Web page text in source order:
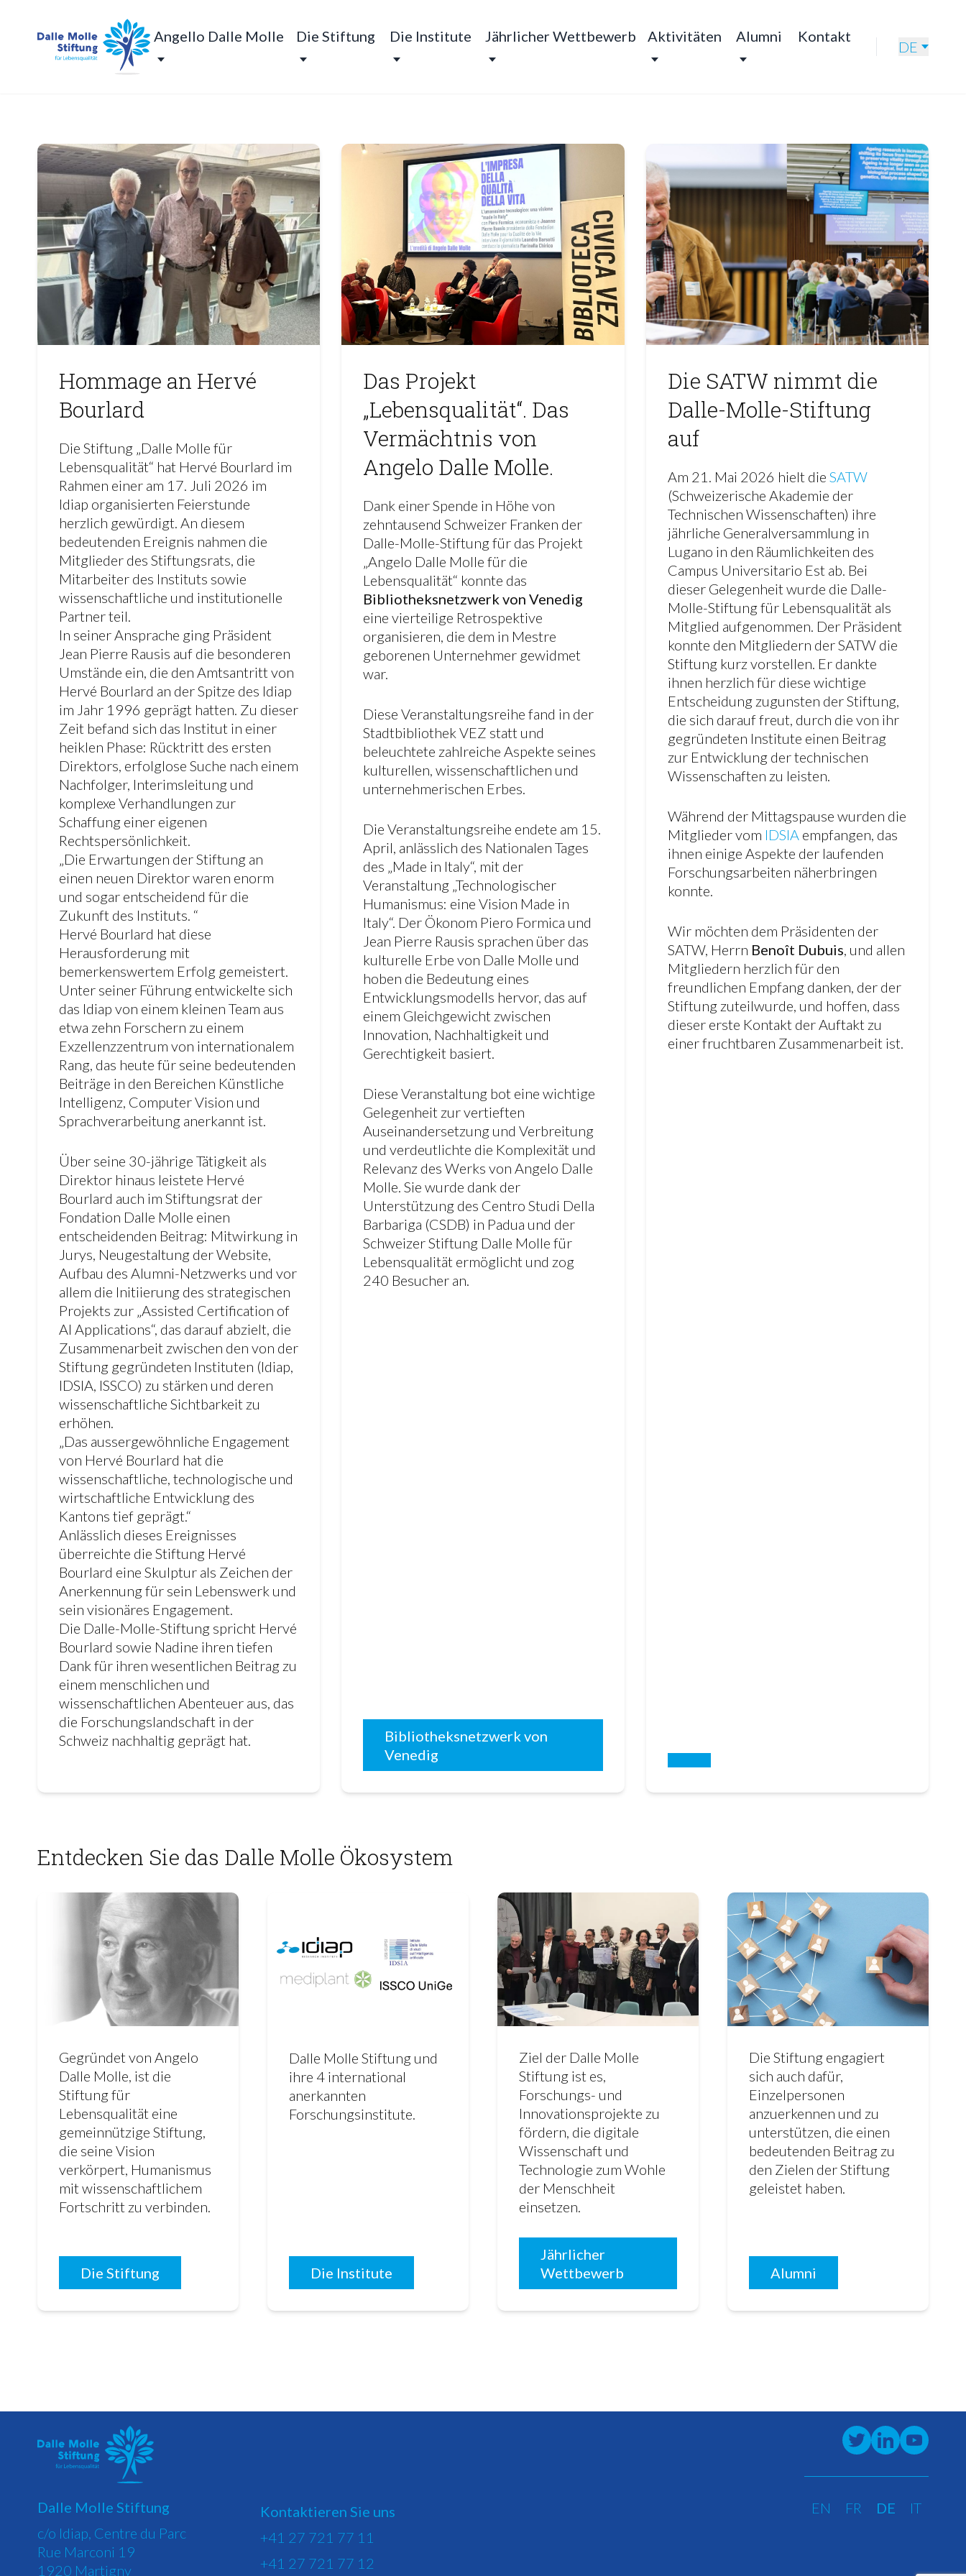
Angello Dalle Molle Die Stiftung Die Institute Jährlicher Wettbewerb Aktivitäten Alumni Kontakt
DE
Dalle Molle Stiftung für Lebensqualität
Hommage an Hervé
Bourlard
Die Stiftung „Dalle Molle für
Lebensqualität“ hat Hervé Bourlard im
Rahmen einer am 17. Juli 2026 im
Idiap organisierten Feierstunde
herzlich gewürdigt. An diesem
bedeutenden Ereignis nahmen die
Mitglieder des Stiftungsrats, die
Mitarbeiter des Instituts sowie
wissenschaftliche und institutionelle
Partner teil.
In seiner Ansprache ging Präsident
Jean Pierre Rausis auf die besonderen
Umstände ein, die den Amtsantritt von
Hervé Bourlard an der Spitze des Idiap
im Jahr 1996 geprägt hatten. Zu dieser
Zeit befand sich das Institut in einer
heiklen Phase: Rücktritt des ersten
Direktors, erfolglose Suche nach einem
Nachfolger, Interimsleitung und
komplexe Verhandlungen zur
Schaffung einer eigenen
Rechtspersönlichkeit.
„Die Erwartungen der Stiftung an
einen neuen Direktor waren enorm
und sogar entscheidend für die
Zukunft des Instituts. “
Hervé Bourlard hat diese
Herausforderung mit
bemerkenswertem Erfolg gemeistert.
Unter seiner Führung entwickelte sich
das Idiap von einem kleinen Team aus
etwa zehn Forschern zu einem
Exzellenzzentrum von internationalem
Rang, das heute für seine bedeutenden
Beiträge in den Bereichen Künstliche
Intelligenz, Computer Vision und
Sprachverarbeitung anerkannt ist.
Über seine 30-jährige Tätigkeit als
Direktor hinaus leistete Hervé
Bourlard auch im Stiftungsrat der
Fondation Dalle Molle einen
entscheidenden Beitrag: Mitwirkung in
Jurys, Neugestaltung der Website,
Aufbau des Alumni-Netzwerks und vor
allem die Initiierung des strategischen
Projekts zur „Assisted Certification of
AI Applications“, das darauf abzielt, die
Zusammenarbeit zwischen den von der
Stiftung gegründeten Instituten (Idiap,
IDSIA, ISSCO) zu stärken und deren
wissenschaftliche Sichtbarkeit zu
erhöhen.
„Das aussergewöhnliche Engagement
von Hervé Bourlard hat die
wissenschaftliche, technologische und
wirtschaftliche Entwicklung des
Kantons tief geprägt.“
Anlässlich dieses Ereignisses
überreichte die Stiftung Hervé
Bourlard eine Skulptur als Zeichen der
Anerkennung für sein Lebenswerk und
sein visionäres Engagement.
Die Dalle-Molle-Stiftung spricht Hervé
Bourlard sowie Nadine ihren tiefen
Dank für ihren wesentlichen Beitrag zu
einem menschlichen und
wissenschaftlichen Abenteuer aus, das
die Forschungslandschaft in der
Schweiz nachhaltig geprägt hat.
Das Projekt
„Lebensqualität“. Das
Vermächtnis von
Angelo Dalle Molle.
Dank einer Spende in Höhe von
zehntausend Schweizer Franken der
Dalle-Molle-Stiftung für das Projekt
„Angelo Dalle Molle für die
Lebensqualität“ konnte das
Bibliotheksnetzwerk von Venedig
eine vierteilige Retrospektive
organisieren, die dem in Mestre
geborenen Unternehmer gewidmet
war.
Diese Veranstaltungsreihe fand in der
Stadtbibliothek VEZ statt und
beleuchtete zahlreiche Aspekte seines
kulturellen, wissenschaftlichen und
unternehmerischen Erbes.
Die Veranstaltungsreihe endete am 15.
April, anlässlich des Nationalen Tages
des „Made in Italy“, mit der
Veranstaltung „Technologischer
Humanismus: eine Vision Made in
Italy“. Der Ökonom Piero Formica und
Jean Pierre Rausis sprachen über das
kulturelle Erbe von Dalle Molle und
hoben die Bedeutung eines
Entwicklungsmodells hervor, das auf
einem Gleichgewicht zwischen
Innovation, Nachhaltigkeit und
Gerechtigkeit basiert.
Diese Veranstaltung bot eine wichtige
Gelegenheit zur vertieften
Auseinandersetzung und Verbreitung
und verdeutlichte die Komplexität und
Relevanz des Werks von Angelo Dalle
Molle. Sie wurde dank der
Unterstützung des Centro Studi Della
Barbariga (CSDB) in Padua und der
Schweizer Stiftung Dalle Molle für
Lebensqualität ermöglicht und zog
240 Besucher an.
Bibliotheksnetzwerk von
Venedig
Die SATW nimmt die
Dalle-Molle-Stiftung
auf
Am 21. Mai 2026 hielt die SATW
(Schweizerische Akademie der
Technischen Wissenschaften) ihre
jährliche Generalversammlung in
Lugano in den Räumlichkeiten des
Campus Universitario Est ab. Bei
dieser Gelegenheit wurde die Dalle-
Molle-Stiftung für Lebensqualität als
Mitglied aufgenommen. Der Präsident
konnte den Mitgliedern der SATW die
Stiftung kurz vorstellen. Er dankte
ihnen herzlich für diese wichtige
Entscheidung zugunsten der Stiftung,
die sich darauf freut, durch die von ihr
gegründeten Institute einen Beitrag
zur Entwicklung der technischen
Wissenschaften zu leisten.
Während der Mittagspause wurden die
Mitglieder vom IDSIAempfangen, das
ihnen einige Aspekte der laufenden
Forschungsarbeiten näherbringen
konnte.
Wir möchten dem Präsidenten der
SATW, Herrn Benoît Dubuis, und allen
Mitgliedern herzlich für den
freundlichen Empfang danken, der der
Stiftung zuteilwurde, und hoffen, dass
dieser erste Kontakt der Auftakt zu
einer fruchtbaren Zusammenarbeit ist.
Entdecken Sie das Dalle Molle Ökosystem
Gegründet von Angelo
Dalle Molle, ist die
Stiftung für
Lebensqualität eine
gemeinnützige Stiftung,
die seine Vision
verkörpert, Humanismus
mit wissenschaftlichem
Fortschritt zu verbinden.
Die Stiftung
Dalle Molle Stiftung und
ihre 4 international
anerkannten
Forschungsinstitute.
Die Institute
Ziel der Dalle Molle
Stiftung ist es,
Forschungs- und
Innovationsprojekte zu
fördern, die digitale
Wissenschaft und
Technologie zum Wohle
der Menschheit
einsetzen.
Jährlicher
Wettbewerb
Die Stiftung engagiert
sich auch dafür,
Einzelpersonen
anzuerkennen und zu
unterstützen, die einen
bedeutenden Beitrag zu
den Zielen der Stiftung
geleistet haben.
Alumni
Dalle Molle Stiftung
c/o Idiap, Centre du Parc
Rue Marconi 19
1920 Martigny
Kontaktieren Sie uns
+41 27 721 77 11
+41 27 721 77 12
EN FR DE IT